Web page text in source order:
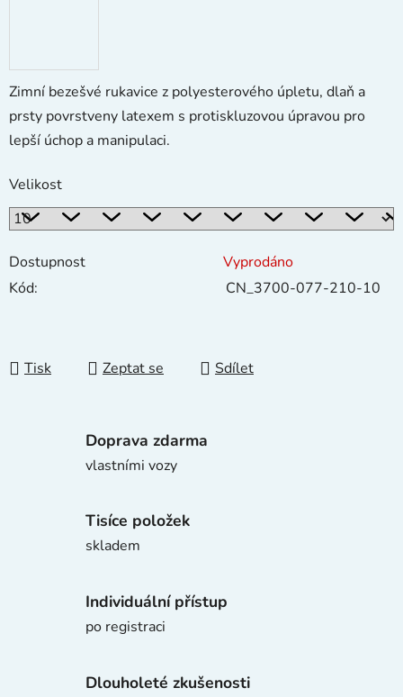
Zimní bezešvé rukavice z polyesterového úpletu, dlaň a
prsty povrstveny latexem s protiskluzovou úpravou pro
lepší úchop a manipulaci.
Velikost
Dostupnost
Vyprodáno
Kód:
CN_3700-077-210-10
Tisk Zeptat se Sdílet
Doprava zdarma
vlastními vozy
Tisíce položek
skladem
Individuální přístup
po registraci
Dlouholeté zkušenosti